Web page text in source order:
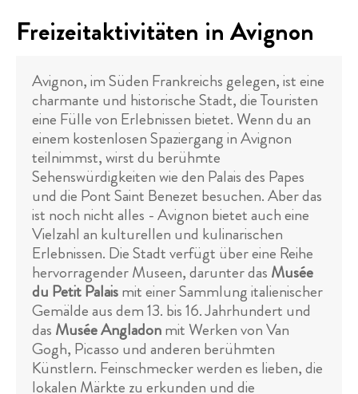
Freizeitaktivitäten in Avignon
Avignon, im Süden Frankreichs gelegen, ist eine
charmante und historische Stadt, die Touristen
eine Fülle von Erlebnissen bietet. Wenn du an
einem kostenlosen Spaziergang in Avignon
teilnimmst, wirst du berühmte
Sehenswürdigkeiten wie den Palais des Papes
und die Pont Saint Benezet besuchen. Aber das
ist noch nicht alles - Avignon bietet auch eine
Vielzahl an kulturellen und kulinarischen
Erlebnissen. Die Stadt verfügt über eine Reihe
hervorragender Museen, darunter das Musée
du Petit Palaismit einer Sammlung italienischer
Gemälde aus dem 13. bis 16. Jahrhundert und
das Musée Angladonmit Werken von Van
Gogh, Picasso und anderen berühmten
Künstlern. Feinschmecker werden es lieben, die
lokalen Märkte zu erkunden und die